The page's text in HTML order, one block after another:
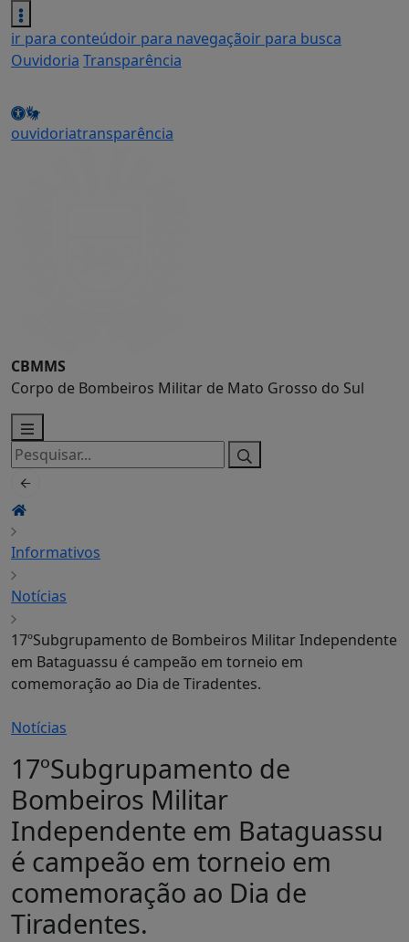
ir para conteúdoir para navegaçãoir para busca
Ouvidoria Transparência
ouvidoriatransparência
CBMMS
Corpo de Bombeiros Militar de Mato Grosso do Sul
Pesquisar
por:
Informativos
Notícias
17ºSubgrupamento de Bombeiros Militar Independente
em Bataguassu é campeão em torneio em
comemoração ao Dia de Tiradentes.
Notícias
17ºSubgrupamento de
Bombeiros Militar
Independente em Bataguassu
é campeão em torneio em
comemoração ao Dia de
Tiradentes.